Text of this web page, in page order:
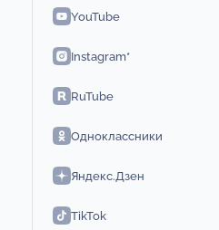
YouTube
Instagram*
RuTube
Одноклассники
Яндекс.Дзен
TikTok